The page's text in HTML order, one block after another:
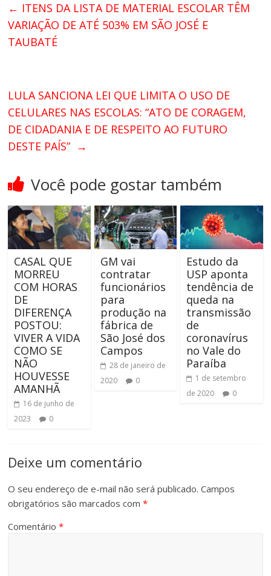
← ITENS DA LISTA DE MATERIAL ESCOLAR TÊM
VARIAÇÃO DE ATÉ 503% EM SÃO JOSÉ E
TAUBATÉ
LULA SANCIONA LEI QUE LIMITA O USO DE
CELULARES NAS ESCOLAS: “ATO DE CORAGEM,
DE CIDADANIA E DE RESPEITO AO FUTURO
DESTE PAÍS” →
Você pode gostar também
CASAL QUE
MORREU
COM HORAS
DE
DIFERENÇA
POSTOU:
VIVER A VIDA
COMO SE
NÃO
HOUVESSE
AMANHÃ
16 de junho de
2023
0
GM vai
contratar
funcionários
para
produção na
fábrica de
São José dos
Campos
28 de janeiro de
2020
0
Estudo da
USP aponta
tendência de
queda na
transmissão
de
coronavírus
no Vale do
Paraíba
1 de setembro
de 2020
0
Deixe um comentário
O seu endereço de e-mail não será publicado. Campos
obrigatórios são marcados com*
Comentário*